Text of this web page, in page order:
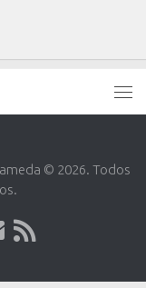
© 2026. Todos